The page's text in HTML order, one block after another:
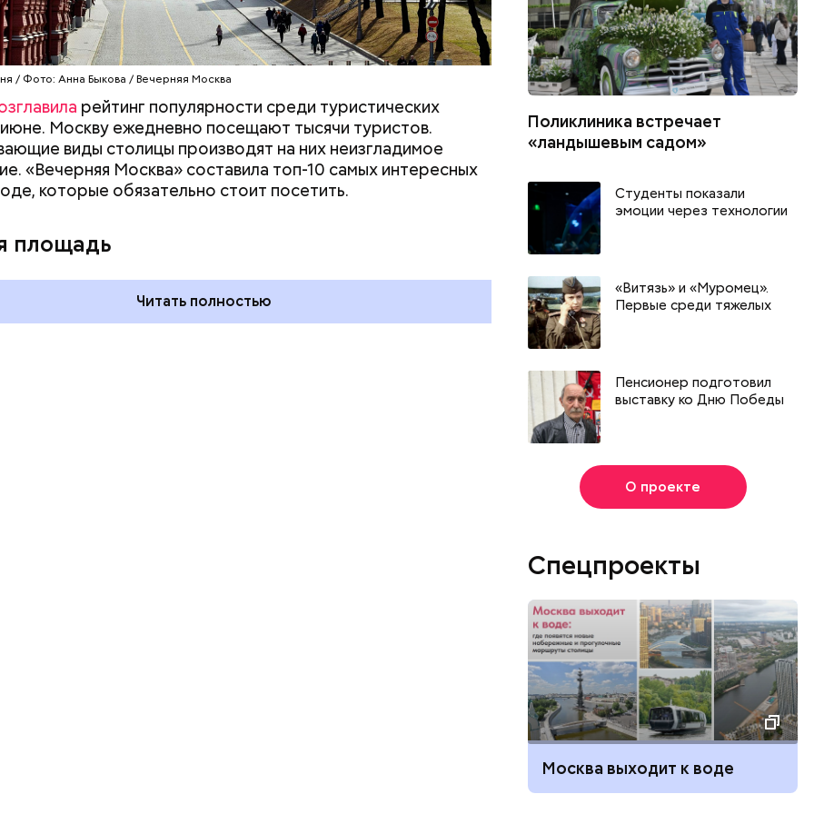
пьяного
праздники
и мире 5
и мире 4 августа
День арбуза и День поцелуев
с зеркалом: какие праздники
отмечают в России и мире 3
августа
День
августа
/ Фото: Анна Быкова / Вечерняя Москва
рейтинг популярности среди туристических
Москву ежедневно посещают тысячи туристов.
виды столицы производят на них неизгладимое
«Вечерняя Москва» составила топ-10 самых интересных
которые обязательно стоит посетить.
площадь
Читать полностью
Поликлиника встречает
«ландышевым садом»
Студенты показали
эмоции через технологии
«Витязь» и «Муромец».
Первые среди тяжелых
Пенсионер подготовил
выставку ко Дню Победы
О проекте
Спецпроекты
Москва выходит к воде